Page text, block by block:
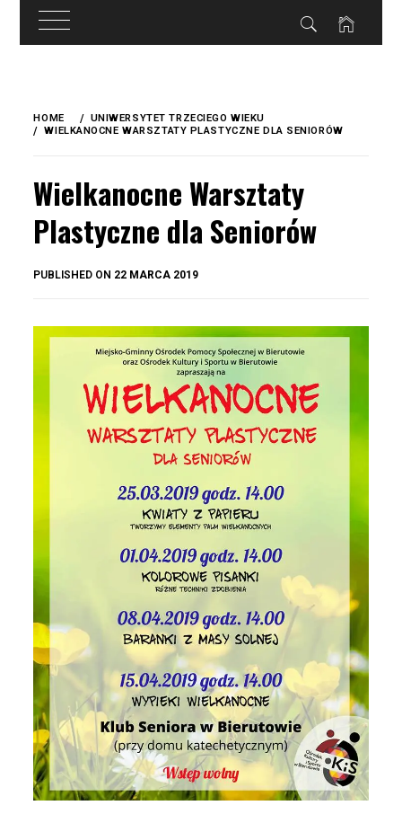
treści
content
HOME
UNIWERSYTET TRZECIEGO WIEKU
WIELKANOCNE WARSZTATY PLASTYCZNE DLA SENIORÓW
Wielkanocne Warsztaty
Plastyczne dla Seniorów
PUBLISHED ON 22 MARCA 2019